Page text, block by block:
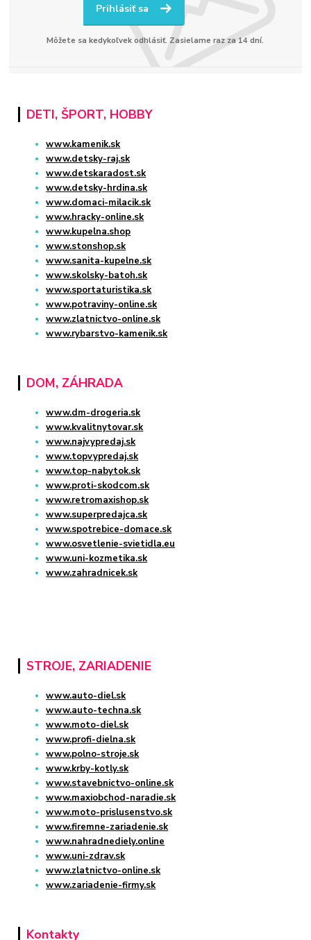
Prihlásiť sa
Môžete sa kedykoľvek odhlásiť. Zasielame raz za 14 dní.
DETI, ŠPORT, HOBBY
www.kamenik.sk
www.detsky-raj.sk
www.detskaradost.sk
www.detsky-hrdina.sk
www.domaci-milacik.sk
www.hracky-online.sk
www.kupelna.shop
www.stonshop.sk
www.sanita-kupelne.sk
www.skolsky-batoh.sk
www.sportaturistika.sk
www.potraviny-online.sk
www.zlatnictvo-online.sk
www.rybarstvo-kamenik.sk
DOM, ZÁHRADA
www.dm-drogeria.sk
www.kvalitnytovar.sk
www.najvypredaj.sk
www.topvypredaj.sk
www.top-nabytok.sk
www.proti-skodcom.sk
www.retromaxishop.sk
www.superpredajca.sk
www.spotrebice-domace.sk
www.osvetlenie-svietidla.eu
www.uni-kozmetika.sk
www.zahradnicek.sk
STROJE, ZARIADENIE
www.auto-diel.sk
www.auto-techna.sk
www.moto-diel.sk
www.profi-dielna.sk
www.polno-stroje.sk
www.krby-kotly.sk
www.stavebnictvo-online.sk
www.maxiobchod-naradie.sk
www.moto-prislusenstvo.sk
www.firemne-zariadenie.sk
www.nahradnediely.online
www.uni-zdrav.sk
www.zlatnictvo-online.sk
www.zariadenie-firmy.sk
Kontakty